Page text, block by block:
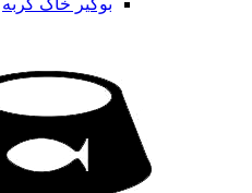
بوگیر خاک گربه